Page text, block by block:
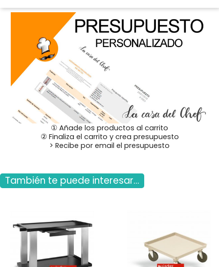
① Añade los productos al carrito
② Finaliza el carrito y crea presupuesto
> Recibe por email el presupuesto
También te puede interesar...